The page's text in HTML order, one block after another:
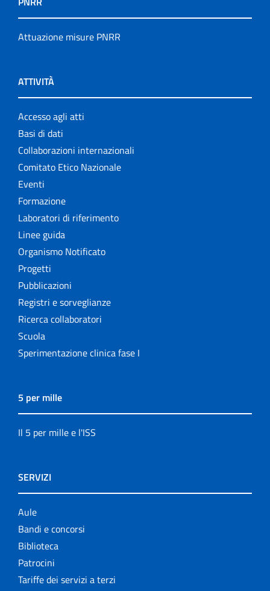
Rapporti ISS COVID-19
Rapporti ISS COVID-19 en Español
Rapporti ISS COVID-19 in English
Rapporti ISS Sorveglianza
Rapporti ISTISAN
Relazioni attività ISS
Servizi offerti
Settore Attività Editoriali
Strumenti di riferimento
The NECOBELAC project
Attuazione misure PNRR
ATTIVITÀ
Accesso agli atti
Basi di dati
Collaborazioni internazionali
Comitato Etico Nazionale
Eventi
Formazione
Laboratori di riferimento
Linee guida
Organismo Notificato
Progetti
Pubblicazioni
Registri e sorveglianze
Ricerca collaboratori
Scuola
Sperimentazione clinica fase I
5 per mille
Il 5 per mille e l'ISS
SERVIZI
Aule
Bandi e concorsi
Biblioteca
Patrocini
Tariffe dei servizi a terzi